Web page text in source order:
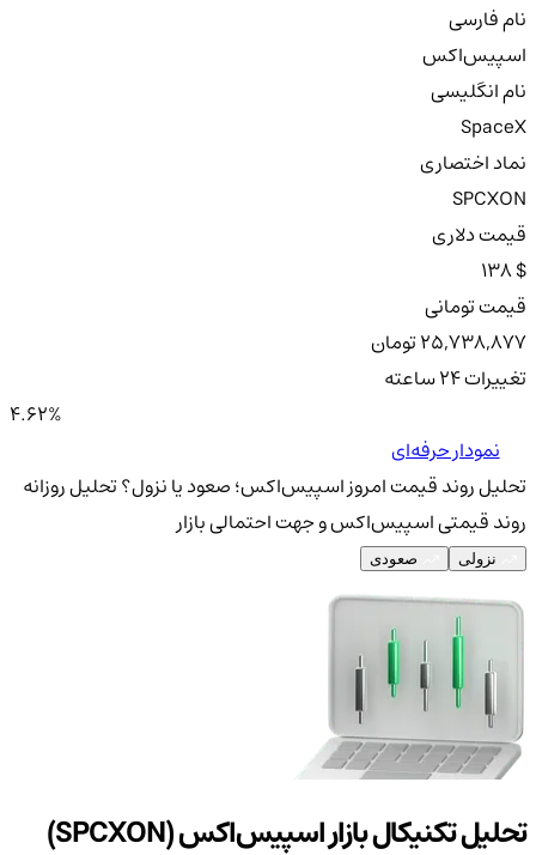
نام فارسی
اسپیس‌اکس
نام انگلیسی
SpaceX
نماد اختصاری
SPCXON
قیمت دلاری
138 $
قیمت تومانی
25,738,877 تومان
تغییرات ۲۴ ساعته
4.62%
نمودار حرفه‌ای
تحلیل روند قیمت امروز اسپیس‌اکس؛ صعود یا نزول؟تحلیل روزانه
روند قیمتی اسپیس‌اکس و جهت احتمالی بازار
نزولی صعودی
تحلیل تکنیکال بازار اسپیس‌اکس (SPCXON)